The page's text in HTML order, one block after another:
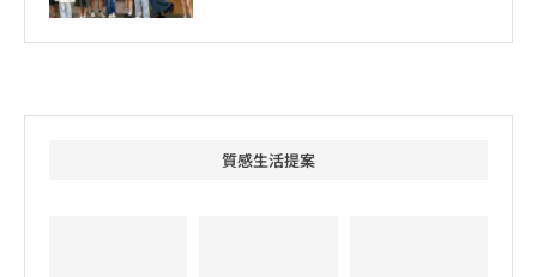
質感生活提案